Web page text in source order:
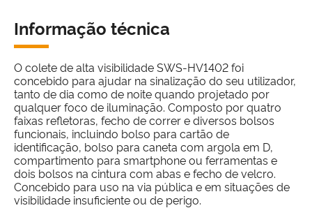
Informação técnica
O colete de alta visibilidade SWS-HV1402 foi
concebido para ajudar na sinalização do seu utilizador,
tanto de dia como de noite quando projetado por
qualquer foco de iluminação. Composto por quatro
faixas refletoras, fecho de correr e diversos bolsos
funcionais, incluindo bolso para cartão de
identificação, bolso para caneta com argola em D,
compartimento para smartphone ou ferramentas e
dois bolsos na cintura com abas e fecho de velcro.
Concebido para uso na via pública e em situações de
visibilidade insuficiente ou de perigo.